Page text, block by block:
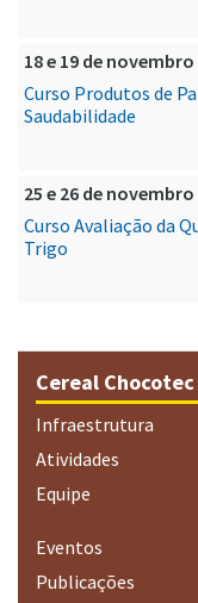
18 e 19 de novembro
Curso Produtos de
Saudabilidade
25 e 26 de novembro
Curso Avaliação da
Trigo
Cereal Chocotec
Infraestrutura
Atividades
Equipe
Eventos
Publicações